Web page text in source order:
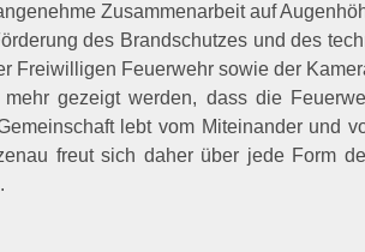
Zusammenarbeit auf
des Brandschutzes und des
Freiwilligen Feuerwehr sowie der
gezeigt werden, dass die
lebt vom Miteinander und
freut sich daher über jede Form